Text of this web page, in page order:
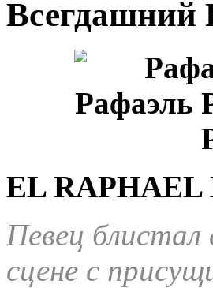
Всегдашний
EL RAPHAEL
Певец
сцене с